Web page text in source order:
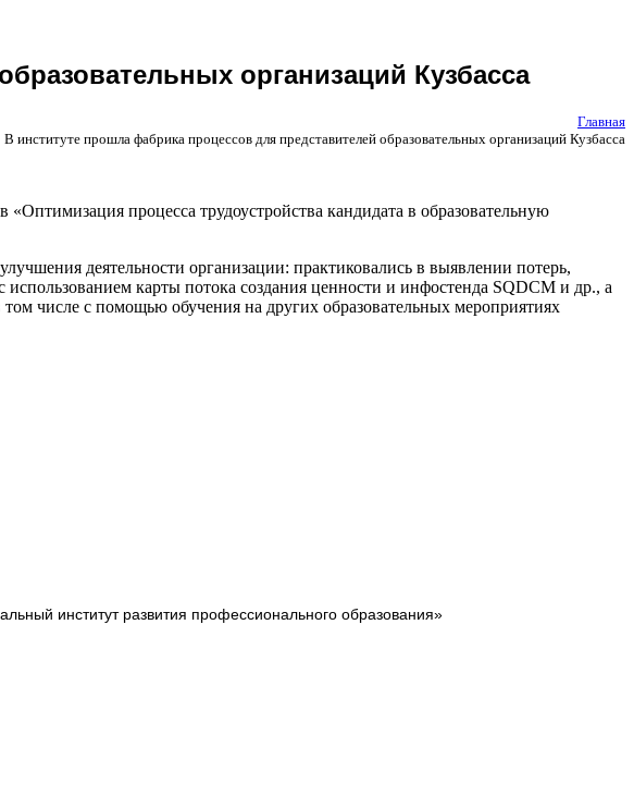
организаций Кузбасса
Главная
В институте прошла фабрика процессов для представителей образовательных организаций Кузбасса
процесса трудоустройства кандидата в образовательную
деятельности организации: практиковались в выявлении потерь,
карты потока создания ценности и инфостенда SQDCM и др., а
числе с помощью обучения на других образовательных мероприятиях
институт развития профессионального образования»